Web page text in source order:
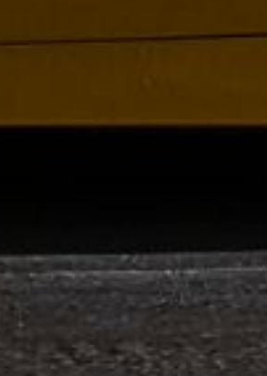
av Containerhandel CARU
CARU AB, ett svenskt företag
containerlösningar. Detta förvärv